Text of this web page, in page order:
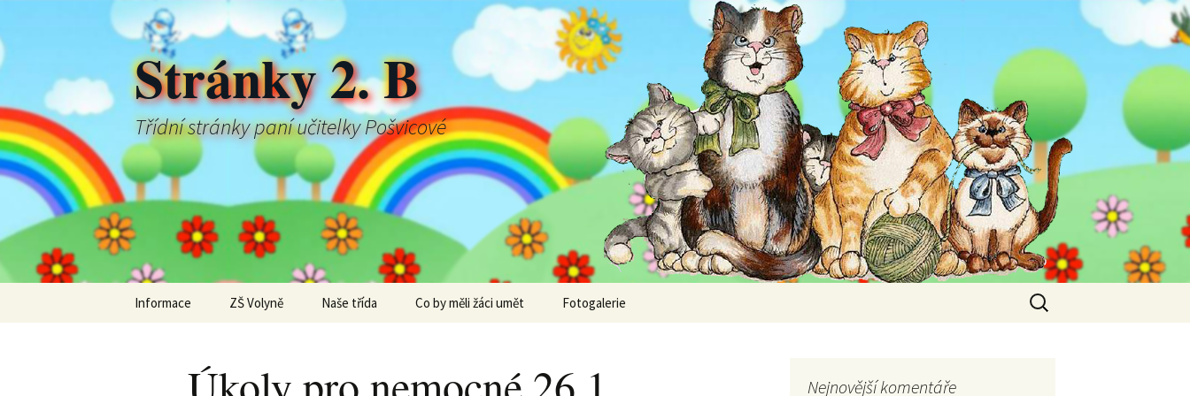
Stránky 2. B
Třídní stránky paní učitelky Pošvicové
Informace ZŠ Volyně Naše třída Co by měli žáci umět Fotogalerie
Vyhledávání
Nejnovější komentáře